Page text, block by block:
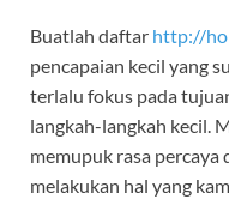
Buatlah daftar http://
pencapaian kecil yang
terlalu fokus pada
langkah-langkah kecil.
memupuk rasa
melakukan hal yang